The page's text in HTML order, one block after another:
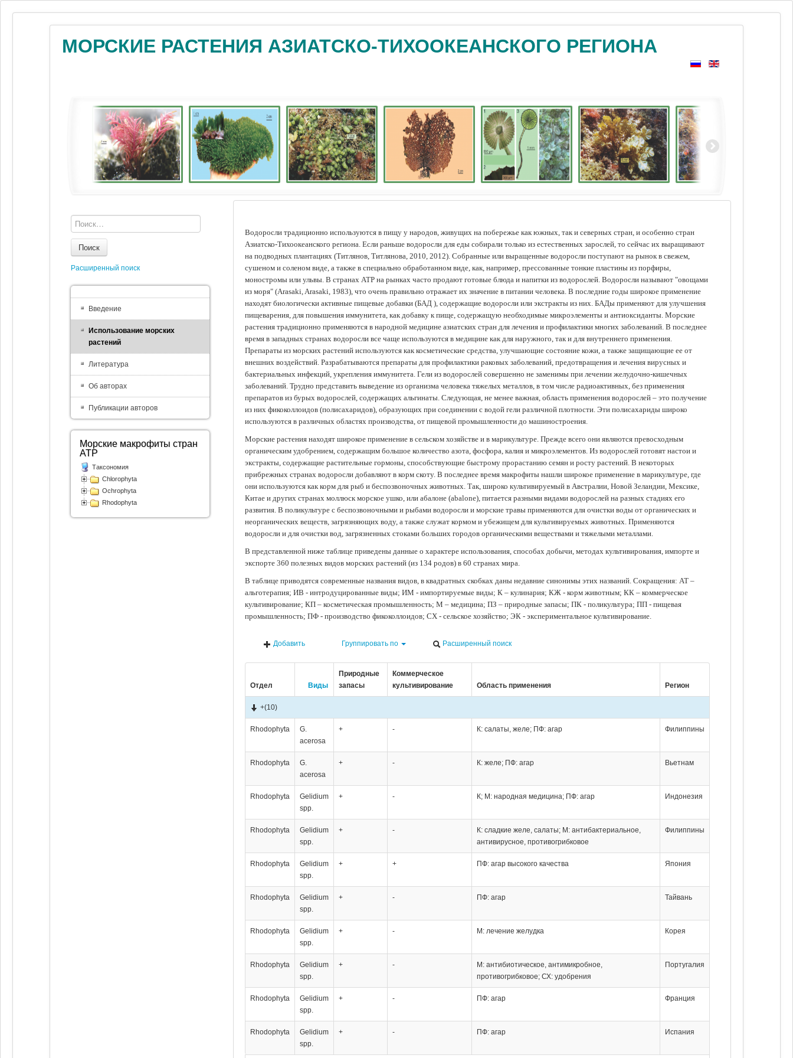
МОРСКИЕ РАСТЕНИЯ АЗИАТСКО-ТИХООКЕАНСКОГО РЕГИОНА
Водоросли традиционно используются в пищу у народов, живущих на побережье как южных, так и северных стран, и особенно стран
Азиатско-Тихоокеанского региона. Если раньше водоросли для еды собирали только из естественных зарослей, то сейчас их выращивают
на подводных плантациях (Tитлянов, Титлянова, 2010, 2012). Собранные или выращенные водоросли поступают на рынок в свежем,
сушеном и соленом виде, а также в специально обработанном виде, как, например, прессованные тонкие пластины из порфиры,
моностромы или ульвы. В странах АТР на рынках часто продают готовые блюда и напитки из водорослей. Водоросли называют "овощами
из моря" (Arasaki, Arasaki, 1983), что очень правильно отражает их значение в питании человека. В последние годы широкое применение
находят биологически активные пищевые добавки (БАД ), содержащие водоросли или экстракты из них. БАДы применяют для улучшения
пищеварения, для повышения иммунитета, как добавку к пище, содержащую необходимые микроэлементы и антиоксиданты. Морские
растения традиционно применяются в народной медицине азиатских стран для лечения и профилактики многих заболеваний. В последнее
время в западных странах водоросли все чаще используются в медицине как для наружного, так и для внутреннего применения.
Препараты из морских растений используются как косметические средства, улучшающие состояние кожи, а также защищающие ее от
внешних воздействий. Разрабатываются препараты для профилактики раковых заболеваний, предотвращения и лечения вирусных и
бактериальных инфекций, укрепления иммунитета. Гели из водорослей совершенно не заменимы при лечении желудочно-кишечных
заболеваний. Трудно представить выведение из организма человека тяжелых металлов, в том числе радиоактивных, без применения
препаратов из бурых водорослей, содержащих альгинаты. Следующая, не менее важная, область применения водорослей – это получение
из них фикоколлоидов (полисахаридов), образующих при соединении с водой гели различной плотности. Эти полисахариды широко
используются в различных областях производства, от пищевой промышленности до машиностроения.
Морские растения находят широкое применение в сельском хозяйстве и в марикультуре. Прежде всего они являются превосходным
органическим удобрением, содержащим большое количество азота, фосфора, калия и микроэлементов. Из водорослей готовят настои и
экстракты, содержащие растительные гормоны, способствующие быстрому прорастанию семян и росту растений. В некоторых
прибрежных странах водоросли добавляют в корм скоту. В последнее время макрофиты нашли широкое применение в марикультуре, где
они используются как корм для рыб и беспозвоночных животных. Так, широко культивируемый в Австралии, Новой Зеландии, Мексике,
Китае и других странах моллюск морское ушко, или абалоне (abalone), питается разными видами водорослей на разных стадиях его
развития. В поликультуре с беспозвоночными и рыбами водоросли и морские травы применяются для очистки воды от органических и
неорганических веществ, загрязняющих воду, а также служат кормом и убежищем для культивируемых животных. Применяются
водоросли и для очистки вод, загрязненных стоками больших городов органическими веществами и тяжелыми металлами.
В представленной ниже таблице приведены данные о характере использования, способах добычи, методах культивирования, импорте и
экспорте 360 полезных видов морских растений (из 134 родов) в 60 странах мира.
В таблице приводятся современные названия видов, в квадратных скобках даны недавние синонимы этих названий. Сокращения: АТ –
альготерапия; ИВ - интродуцированные виды; ИМ - импортируемые виды; К – кулинария; КЖ - корм животным; КК – коммерческое
культивирование; КП – косметическая промышленность; М – медицина; ПЗ – природные запасы; ПК - поликультура; ПП - пищевая
промышленность; ПФ - производство фикоколлоидов; СХ - сельское хозяйство; ЭК - экспериментальное культивирование.
Добавить Группировать по Расширенный поиск
Отдел Виды
Природные
запасы
Коммерческое
культивирование
Область применения Регион
+(10)
Rhodophyta
G.
acerosa
+ - К: салаты, желе; ПФ: агар Филиппины
Rhodophyta
G.
acerosa
+ - К: желе; ПФ: агар Вьетнам
Rhodophyta
Gelidium
spp.
+ - К; М: народная медицина; ПФ: агар Индонезия
Rhodophyta
Gelidium
spp.
+ -
К: сладкие желе, салаты; М: антибактериальное,
антивирусное, противогрибковое
Филиппины
Rhodophyta
Gelidium
spp.
+ + ПФ: агар высокого качества Япония
Rhodophyta
Gelidium
spp.
+ - ПФ: агар Тайвань
Rhodophyta
Gelidium
spp.
+ - М: лечение желудка Корея
Rhodophyta
Gelidium
spp.
+ -
М: антибиотическое, антимикробное,
противогрибковое; СХ: удобрения
Португалия
Rhodophyta
Gelidium
spp.
+ - ПФ: агар Франция
Rhodophyta
Gelidium
spp.
+ - ПФ: агар Испания
Поиск
Расширенный поиск
Введение
Использование морских
растений
Литература
Об авторах
Публикации авторов
Морские макрофиты стран
АТР
Таксономия
Chlorophyta
Ochrophyta
Rhodophyta